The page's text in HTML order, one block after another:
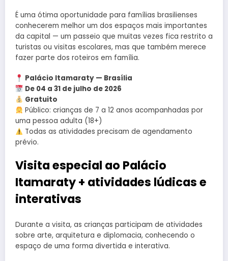
É uma ótima oportunidade para famílias brasilienses
conhecerem melhor um dos espaços mais importantes
da capital — um passeio que muitas vezes fica restrito a
turistas ou visitas escolares, mas que também merece
fazer parte dos roteiros em família.
Palácio Itamaraty — Brasília
De 04 a 31 de julho de 2026
Gratuito
Público: crianças de 7 a 12 anos acompanhadas por
uma pessoa adulta (18+)
Todas as atividades precisam de agendamento
prévio.
Visita especial ao Palácio
Itamaraty + atividades lúdicas e
interativas
Durante a visita, as crianças participam de atividades
sobre arte, arquitetura e diplomacia, conhecendo o
espaço de uma forma divertida e interativa.